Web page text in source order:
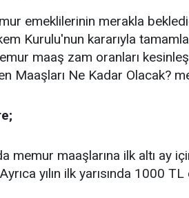
emeklilerinin merakla
Kurulu'nun kararıyla
maaş zam oranları
Maaşları Ne Kadar Olacak?
memur maaşlarına ilk altı ay
yılın ilk yarısında 1000